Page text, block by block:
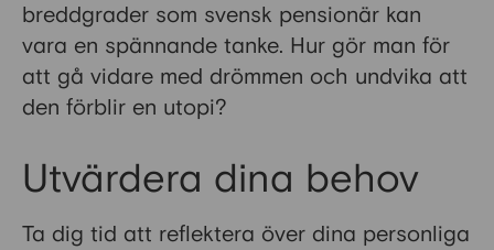
breddgrader som svensk pensionär kan
vara en spännande tanke. Hur gör man för
att gå vidare med drömmen och undvika att
den förblir en utopi?
Utvärdera dina behov
Ta dig tid att reflektera över dina personliga